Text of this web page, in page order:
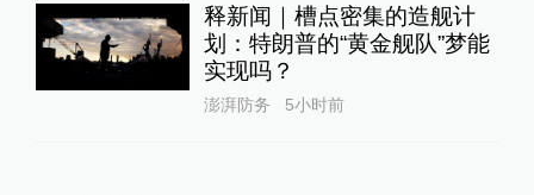
释新闻｜槽点密集的造舰计
划：特朗普的“黄金舰队”梦能
实现吗？
澎湃防务 5小时前